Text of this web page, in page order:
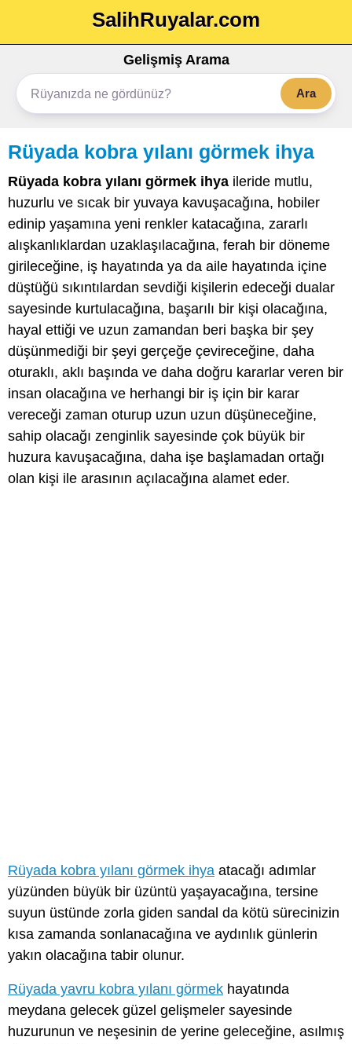
SalihRuyalar.com
Gelişmiş Arama
Ara
Rüyada kobra yılanı görmek ihya
Rüyada kobra yılanı görmek ihya ileride mutlu,
huzurlu ve sıcak bir yuvaya kavuşacağına, hobiler
edinip yaşamına yeni renkler katacağına, zararlı
alışkanlıklardan uzaklaşılacağına, ferah bir döneme
girileceğine, iş hayatında ya da aile hayatında içine
düştüğü sıkıntılardan sevdiği kişilerin edeceği dualar
sayesinde kurtulacağına, başarılı bir kişi olacağına,
hayal ettiği ve uzun zamandan beri başka bir şey
düşünmediği bir şeyi gerçeğe çevireceğine, daha
oturaklı, aklı başında ve daha doğru kararlar veren bir
insan olacağına ve herhangi bir iş için bir karar
vereceği zaman oturup uzun uzun düşüneceğine,
sahip olacağı zenginlik sayesinde çok büyük bir
huzura kavuşacağına, daha işe başlamadan ortağı
olan kişi ile arasının açılacağına alamet eder.
Rüyada kobra yılanı görmek ihya atacağı adımlar
yüzünden büyük bir üzüntü yaşayacağına, tersine
suyun üstünde zorla giden sandal da kötü sürecinizin
kısa zamanda sonlanacağına ve aydınlık günlerin
yakın olacağına tabir olunur.
Rüyada yavru kobra yılanı görmek hayatında
meydana gelecek güzel gelişmeler sayesinde
huzurunun ve neşesinin de yerine geleceğine, asılmış